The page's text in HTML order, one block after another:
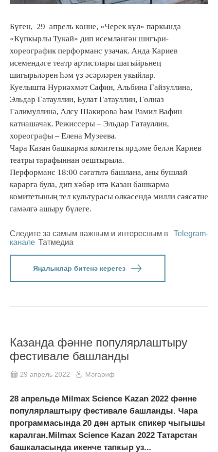
Бүген, 29 апрель көнне, «Черек күл» паркында
«Күпкырлы Тукай» дип исемләнгән шигъри-
хореографик перформанс узачак. Анда Кариев
исемендәге театр артистлары шагыйрьнең
шигырьләрен һәм үз әсәрләрен укыйлар.
Куелышта Нуриәхмәт Сафин, Альбина Гайзуллина,
Эльдар Гатауллин, Булат Гатауллин, Гөлназ
Галимуллина, Алсу Шакирова һәм Рамил Вафин
катнашачак. Режиссеры – Эльдар Гатауллин,
хореографы – Елена Музеева.
Чара Казан башкарма комитеты ярдәме белән Кариев
театры тарафыннан оештырыла.
Перформанс 18:00 сәгатьтә башлана, аны бушлай
карарга була, дип хәбәр итә Казан башкарма
комитетының тел культурасы өлкәсендә милли сәясәтне
гамәлгә ашыру бүлеге.
Следите за самым важным и интересным в
Telegram-
канале Татмедиа
Яңалыклар битенә керегез
Казанда фәнне популярлаштыру
фестивале башланды
29 апрель 2022 Мәгариф
28 апрельдә Milmax Science Kazan 2022 фәнне
популярлаштыру фестивале башланды. Чара
программасында 20 дән артык спикер чыгышы
каралган.Milmax Science Kazan 2022 Татарстан
башкаласында икенче тапкыр уз...